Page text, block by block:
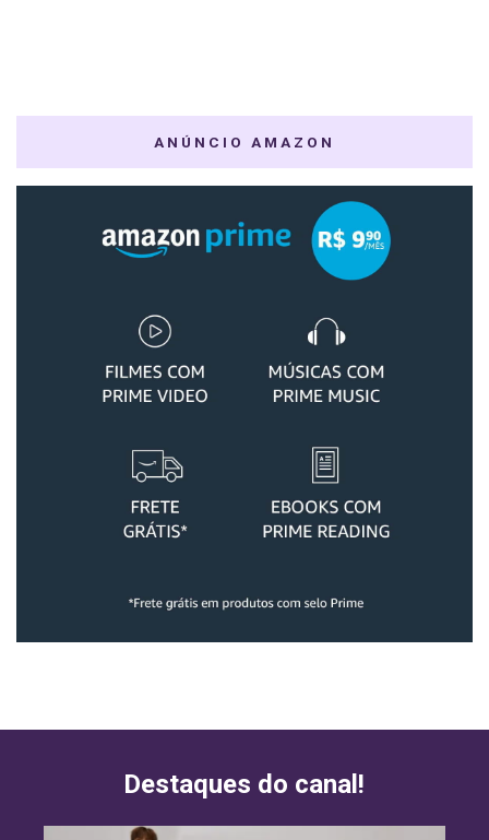
ANÚNCIO AMAZON
Destaques do canal!